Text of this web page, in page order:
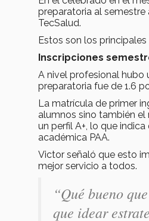
preparatoria al
TecSalud.
Estos son los
Inscripciones
A nivel profesional hubo
preparatoria fue de 1.6
La matrícula de primer
alumnos sino también
un perfil A+, lo que
académica PAA.
Victor señaló que esto
mejor servicio a todos.
“Qué bueno
que idear